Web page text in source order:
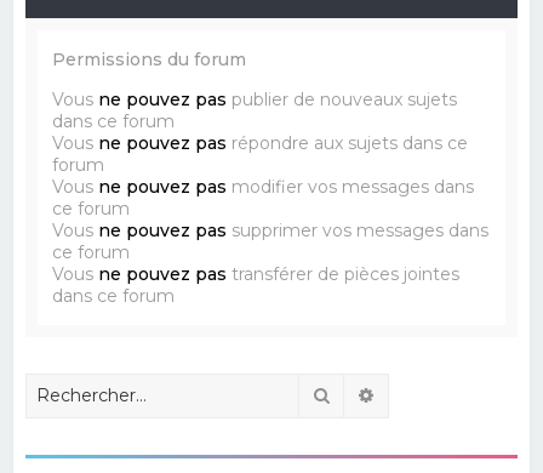
Permissions du forum
Vous ne pouvez pas publier de nouveaux sujets
dans ce forum
Vous ne pouvez pas répondre aux sujets dans ce
forum
Vous ne pouvez pas modifier vos messages dans
ce forum
Vous ne pouvez pas supprimer vos messages dans
ce forum
Vous ne pouvez pas transférer de pièces jointes
dans ce forum
Rechercher